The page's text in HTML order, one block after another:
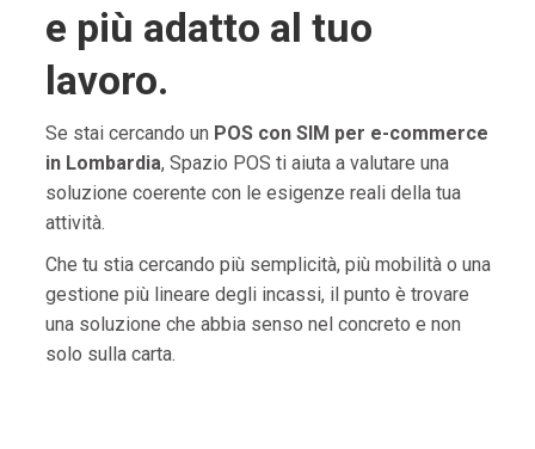
e più adatto al tuo
lavoro.
Se stai cercando un POS con SIM per e-commerce
in Lombardia, Spazio POS ti aiuta a valutare una
soluzione coerente con le esigenze reali della tua
attività.
Che tu stia cercando più semplicità, più mobilità o una
gestione più lineare degli incassi, il punto è trovare
una soluzione che abbia senso nel concreto e non
solo sulla carta.